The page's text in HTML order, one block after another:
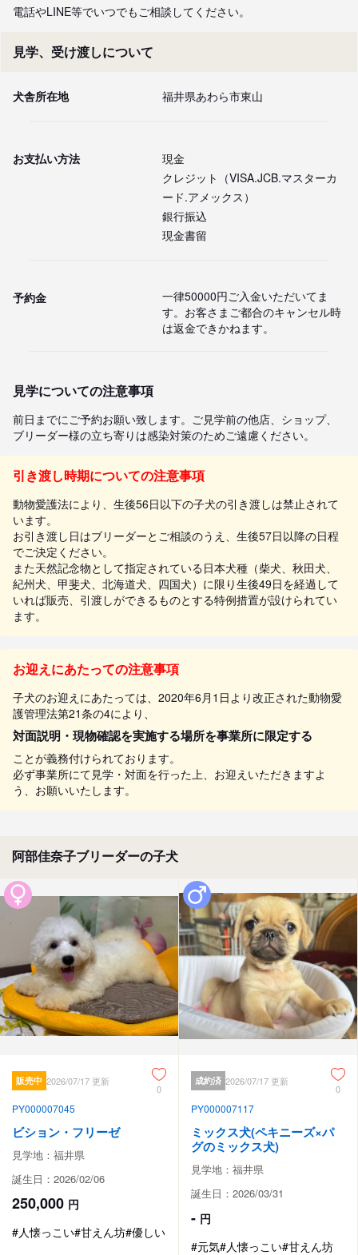
電話やLINE等でいつでもご相談してください。
見学、受け渡しについて
犬舎所在地 福井県あわら市東山
お支払い方法
現金
クレジット（VISA.JCB.マスターカ
ード.アメックス）
銀行振込
現金書留
予約金
一律50000円ご入金いただいてま
す。お客さまご都合のキャンセル時
は返金できかねます。
見学についての注意事項
前日までにご予約お願い致します。ご見学前の他店、ショップ、
ブリーダー様の立ち寄りは感染対策のためご遠慮ください。
引き渡し時期についての注意事項
動物愛護法により、生後56日以下の子犬の引き渡しは禁止されて
います。
お引き渡し日はブリーダーとご相談のうえ、生後57日以降の日程
でご決定ください。
また天然記念物として指定されている日本犬種（柴犬、秋田犬、
紀州犬、甲斐犬、北海道犬、四国犬）に限り生後49日を経過して
いれば販売、引渡しができるものとする特例措置が設けられてい
ます。
お迎えにあたっての注意事項
子犬のお迎えにあたっては、2020年6月1日より改正された動物愛
護管理法第21条の4により、
対面説明・現物確認を実施する場所を事業所に限定する
ことが義務付けられております。
必ず事業所にて見学・対面を行った上、お迎えいただきますよ
う、お願いいたします。
阿部佳奈子ブリーダーの子犬
販売中 2026/07/17 更新
0
PY000007045
ビション・フリーゼ
見学地：福井県
誕生日：2026/02/06
250,000 円
#人懐っこい#甘えん坊#優しい
成約済 2026/07/17 更新
0
PY000007117
ミックス犬(ペキニーズ×パ
グのミックス犬)
見学地：福井県
誕生日：2026/03/31
- 円
#元気#人懐っこい#甘えん坊